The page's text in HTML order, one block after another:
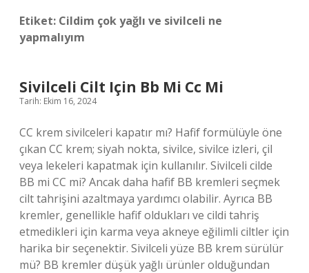
Etiket: Cildim çok yağlı ve sivilceli ne
yapmalıyım
Sivilceli Cilt Için Bb Mi Cc Mi
Tarih: Ekim 16, 2024
CC krem sivilceleri kapatır mı? Hafif formülüyle öne
çıkan CC krem; siyah nokta, sivilce, sivilce izleri, çil
veya lekeleri kapatmak için kullanılır. Sivilceli cilde
BB mi CC mi? Ancak daha hafif BB kremleri seçmek
cilt tahrişini azaltmaya yardımcı olabilir. Ayrıca BB
kremler, genellikle hafif oldukları ve cildi tahriş
etmedikleri için karma veya akneye eğilimli ciltler için
harika bir seçenektir. Sivilceli yüze BB krem sürülür
mü? BB kremler düşük yağlı ürünler olduğundan